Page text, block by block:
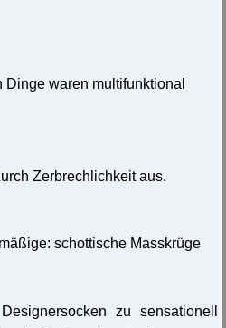
waren multifunktional
Zerbrechlichkeit aus.
schottische Masskrüge
zu sensationell